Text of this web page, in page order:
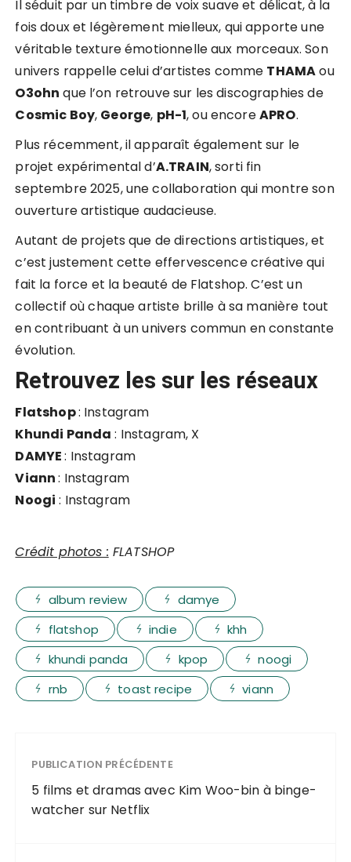
Il séduit par un timbre de voix suave et délicat, à la
fois doux et légèrement mielleux, qui apporte une
véritable texture émotionnelle aux morceaux. Son
univers rappelle celui d’artistes comme THAMAou
O3ohn que l’on retrouve sur les discographies de
Cosmic Boy, George, pH-1, ou encoreAPRO.
Plus récemment, il apparaît également sur le
projet expérimental d’A.TRAIN, sorti fin
septembre 2025, une collaboration qui montre son
ouverture artistique audacieuse.
Autant de projets que de directions artistiques, et
c’est justement cette effervescence créative qui
fait la force et la beauté de Flatshop. C’est un
collectif où chaque artiste brille à sa manière tout
en contribuant à un univers commun en constante
évolution.
Retrouvez les sur les réseaux
Flatshop: Instagram
Khundi Panda : Instagram, X
DAMYE: Instagram
Viann: Instagram
Noogi : Instagram
Crédit photos : FLATSHOP
album review
damye
flatshop
indie
khh
khundi panda
kpop
noogi
rnb
toast recipe viann
PUBLICATION PRÉCÉDENTE
5 films et dramas avec Kim Woo-bin à binge-
watcher sur Netflix